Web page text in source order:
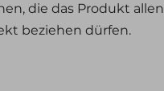
die das Produkt allen
beziehen dürfen.